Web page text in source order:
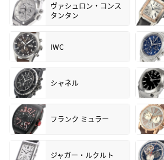
ヴァシュロン・コンス
タンタン
IWC
シャネル
フランク ミュラー
ジャガー・ルクルト